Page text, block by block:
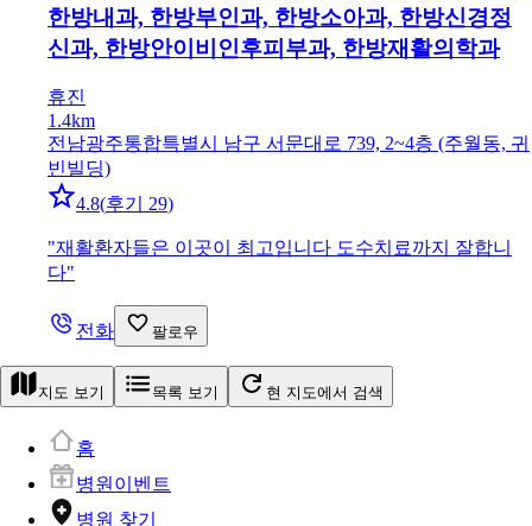
한방내과, 한방부인과, 한방소아과, 한방신경정
신과, 한방안이비인후피부과, 한방재활의학과
휴진
1.4km
전남광주통합특별시 남구 서문대로 739, 2~4층 (주월동, 귀
빈빌딩)
4.8(후기 29)
"재활환자들은 이곳이 최고입니다 도수치료까지 잘합니
다"
전화 팔로우
지도 보기 목록 보기 현 지도에서 검색
홈
병원이벤트
병원 찾기